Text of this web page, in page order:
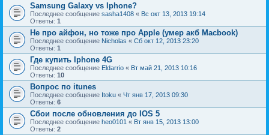
Samsung Galaxy vs Iphone?
Последнее сообщение sasha1408 « Вс окт 13, 2013 19:14
Ответы: 1
Не про айфон, но тоже про Apple (умер акб Macbook)
Последнее сообщение Nicholas « Сб окт 12, 2013 23:20
Ответы: 1
Где купить Iphone 4G
Последнее сообщение Eldarrio « Вт май 21, 2013 10:16
Ответы: 10
Вопрос по itunes
Последнее сообщение Itoku « Чт янв 17, 2013 09:30
Ответы: 6
Сбои после обновления до IOS 5
Последнее сообщение heo0101 « Вт янв 15, 2013 13:00
Ответы: 2